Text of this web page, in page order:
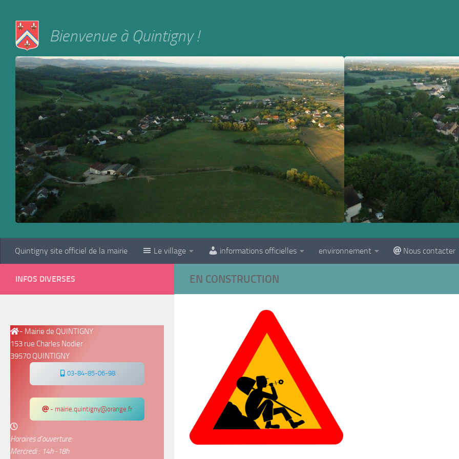
Bienvenue à Quintigny !
Quintigny site officiel de la mairie Le village informations officielles environnement Nous contacter
EN CONSTRUCTION
INFOS DIVERSES
- Mairie de QUINTIGNY
153 rue Charles Nodier
39570 QUINTIGNY
03-84-85-06-98
- mairie.quintigny@orange.fr
Horaires d’ouverture:
Mercredi : 14h -18h